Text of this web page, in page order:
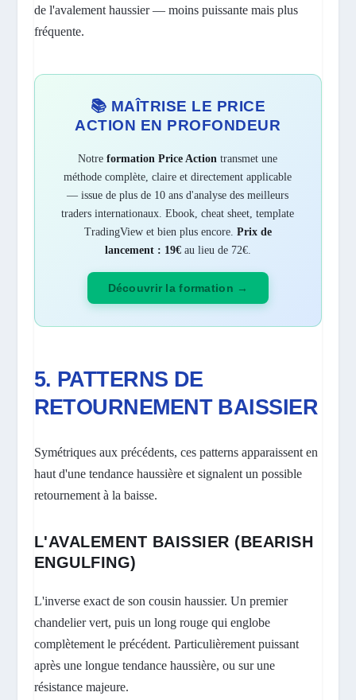
de l'avalement haussier — moins puissante mais plus
fréquente.
📚 MAÎTRISE LE PRICE
ACTION EN PROFONDEUR
Notreformation Price Action transmet une
méthode complète, claire et directement applicable
— issue de plus de 10 ans d'analyse des meilleurs
traders internationaux. Ebook, cheat sheet, template
TradingView et bien plus encore. Prix de
lancement : 19€au lieu de 72€.
Découvrir la formation →
5. PATTERNS DE
RETOURNEMENT BAISSIER
Symétriques aux précédents, ces patterns apparaissent en
haut d'une tendance haussière et signalent un possible
retournement à la baisse.
L'AVALEMENT BAISSIER (BEARISH
ENGULFING)
L'inverse exact de son cousin haussier. Un premier
chandelier vert, puis un long rouge qui englobe
complètement le précédent. Particulièrement puissant
après une longue tendance haussière, ou sur une
résistance majeure.